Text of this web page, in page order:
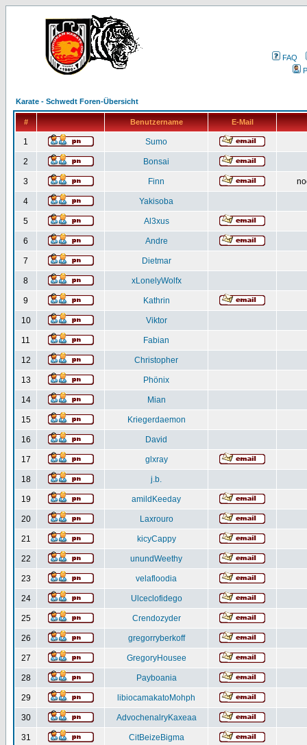
FAQ
Karate - Schwedt Foren-Übersicht
# Benutzername E-Mail
1 Sumo
2 Bonsai
3 Finn
4 Yakisoba
5 Al3xus
6 Andre
7 Dietmar
8 xLonelyWolfx
9 Kathrin
10 Viktor
11 Fabian
12 Christopher
13 Phönix
14 Mian
15 Kriegerdaemon
16 David
17 glxray
18 j.b.
19 amildKeeday
20 Laxrouro
21 kicyCappy
22 unundWeethy
23 velafloodia
24 Ulceclofidego
25 Crendozyder
26 gregorryberkoff
27 GregoryHousee
28 Payboania
29 libiocamakatoMohph
30 AdvochenalryKaxeaa
31 CitBeizeBigma